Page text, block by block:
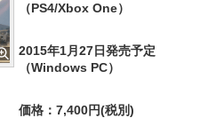
（PS4/Xbox One）
2015年1月27日発売予定
（Windows PC）
価格：7,400円(税別)